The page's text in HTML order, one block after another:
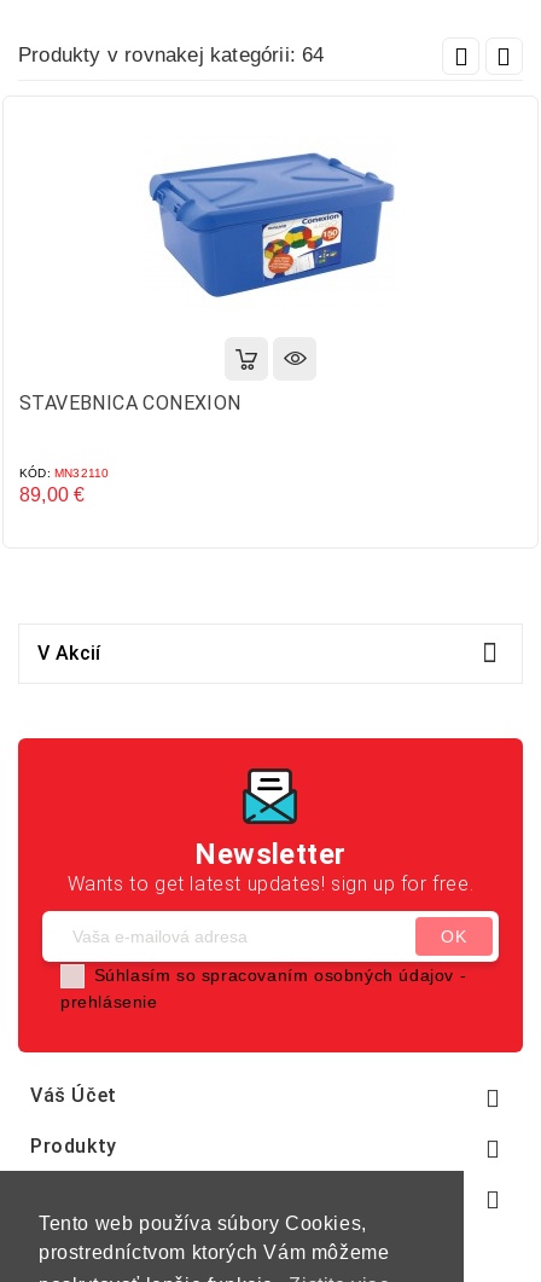
Tento web používa súbory Cookies,
prostredníctvom ktorých Vám môžeme
Produkty v rovnakej kategórii: 64
STAVEBNICA CONEXION
KÓD: MN32110
89,00 €
V Akcií 
Newsletter
Wants to get latest updates! sign up for free.
Súhlasím so spracovaním osobných údajov -
prehlásenie
Váš Účet 
Produkty 
